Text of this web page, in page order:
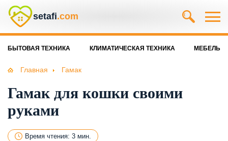
setafi.com
БЫТОВАЯ ТЕХНИКА КЛИМАТИЧЕСКАЯ ТЕХНИКА МЕБЕЛЬ
Главная Гамак
Гамак для кошки своими
руками
Время чтения: 3 мин.